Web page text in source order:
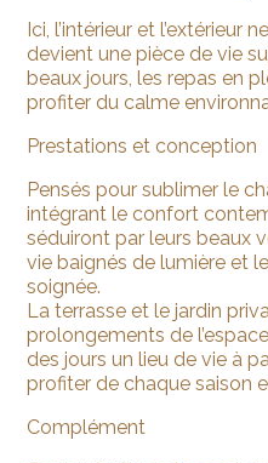
Ici, l’intérieur et l’extérieur
devient une pièce de vie
beaux jours, les repas en
profiter du calme
Prestations et conception
Pensés pour sublimer le
intégrant le confort
séduiront par leurs beaux
vie baignés de lumière et
soignée.
La terrasse et le jardin
prolongements de
des jours un lieu de vie à
profiter de chaque saison
Complément